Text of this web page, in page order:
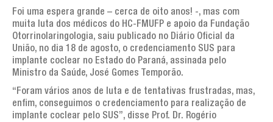
AGENDA
TESTEMUNHOS
PERGUNTAS FREQUENTES
LINKS
Foi uma espera grande – cerca de oito anos! -, mas com
muita luta dos médicos do HC-FMUFP e apoio da Fundação
Otorrinolaringologia, saiu publicado no Diário Oficial da
União, no dia 18 de agosto, o credenciamento SUS para
implante coclear no Estado do Paraná, assinada pelo
Ministro da Saúde, José Gomes Temporão.
“Foram vários anos de luta e de tentativas frustradas, mas,
enfim, conseguimos o credenciamento para realização de
implante coclear pelo SUS”, disse Prof. Dr. Rogério